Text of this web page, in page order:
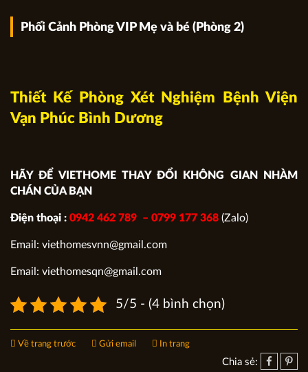
Phối Cảnh Phòng VIP Mẹ và bé (Phòng 2)
Thiết Kế Phòng Xét Nghiệm Bệnh Viện
Vạn Phúc Bình Dương
HÃY ĐỂ VIETHOME THAY ĐỔI KHÔNG GIAN NHÀM
CHÁN CỦA BẠN
Điện thoại : 0942 462 789 – 0799 177 368 (Zalo)
Email: viethomesvnn@gmail.com
Email: viethomesqn@gmail.com
5/5 - (4 bình chọn)
Về trang trước Gửi email In trang
Chia sẻ: